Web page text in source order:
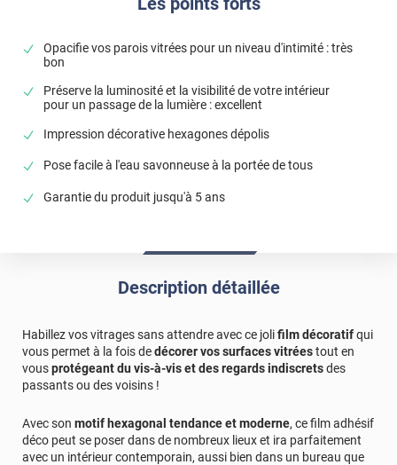
Opacifie vos parois vitrées pour un niveau d'intimité : très
bon
Préserve la luminosité et la visibilité de votre intérieur
pour un passage de la lumière : excellent
Impression décorative hexagones dépolis
Pose facile à l'eau savonneuse à la portée de tous
Garantie du produit jusqu'à 5 ans
Description détaillée
Habillez vos vitrages sans attendre avec ce jolifilm décoratifqui
vous permet à la fois dedécorer vos surfaces vitréestout en
vousprotégeant du vis-à-vis et des regards indiscretsdes
passants ou des voisins !
Avec son motif hexagonal tendance et moderne, ce film adhésif
déco peut se poser dans de nombreux lieux et ira parfaitement
avec un intérieur contemporain, aussi bien dans un bureau que